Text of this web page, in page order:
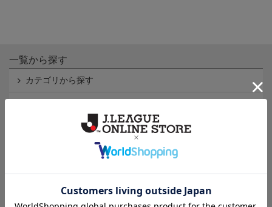
一覧から探す
カテゴリから探す
Ｊ2
Ｊリーグオンラインストアとは